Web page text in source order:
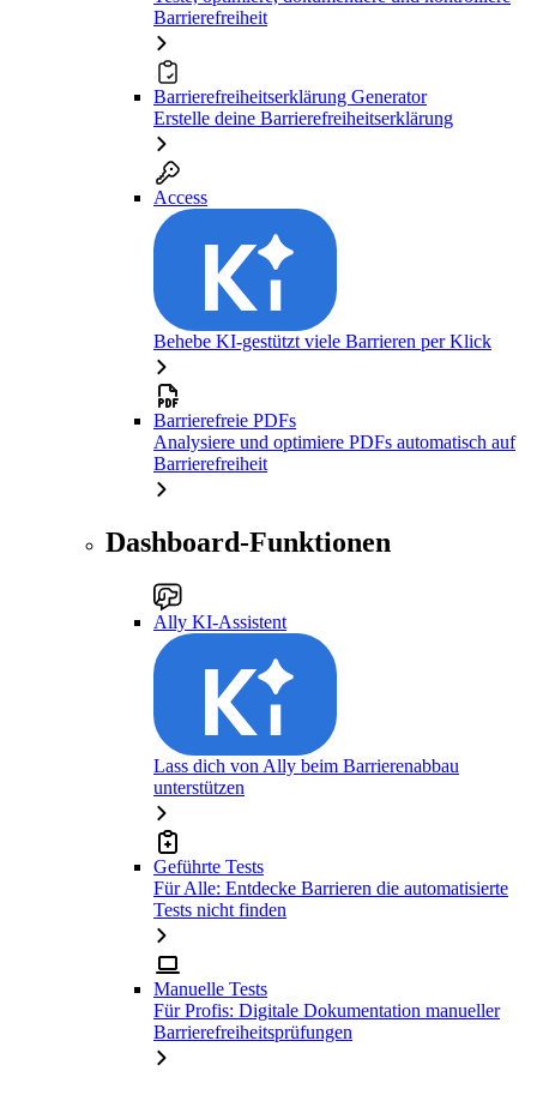
Barrierefreiheit
Barrierefreiheitserklärung Generator
Erstelle deine Barrierefreiheitserklärung
Access
Behebe KI-gestützt viele Barrieren per Klick
Barrierefreie PDFs
Analysiere und optimiere PDFs automatisch auf
Barrierefreiheit
Dashboard-Funktionen
Ally KI-Assistent
Lass dich von Ally beim Barrierenabbau
unterstützen
Geführte Tests
Für Alle: Entdecke Barrieren die automatisierte
Tests nicht finden
Manuelle Tests
Für Profis: Digitale Dokumentation manueller
Barrierefreiheitsprüfungen